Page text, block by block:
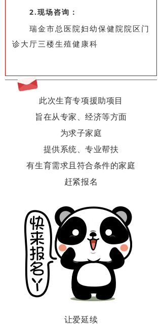
2.现场咨询：
瑞金市总医院妇幼保健院院区 门
诊大厅三楼生殖健康科
此次生育专项援助项目
旨在从专家、经济等方面
为求子家庭
提供系统、专业帮扶
有生育需求且符合条件的家庭
赶紧报名
让爱延续